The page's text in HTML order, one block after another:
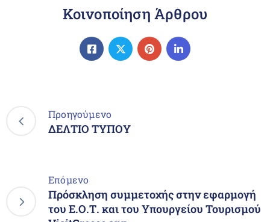
Κοινοποίηση Άρθρου
Προηγούμενο
ΔΕΛΤΙΟ ΤΥΠΟΥ
Επόμενο
Πρόσκληση συμμετοχής στην εφαρμογή
του Ε.Ο.Τ. και του Υπουργείου Τουρισμού